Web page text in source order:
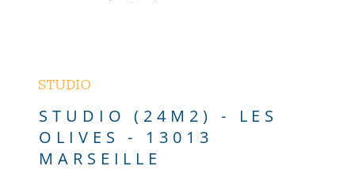
STUDIO
STUDIO (24M2) - LES
OLIVES - 13013
MARSEILLE